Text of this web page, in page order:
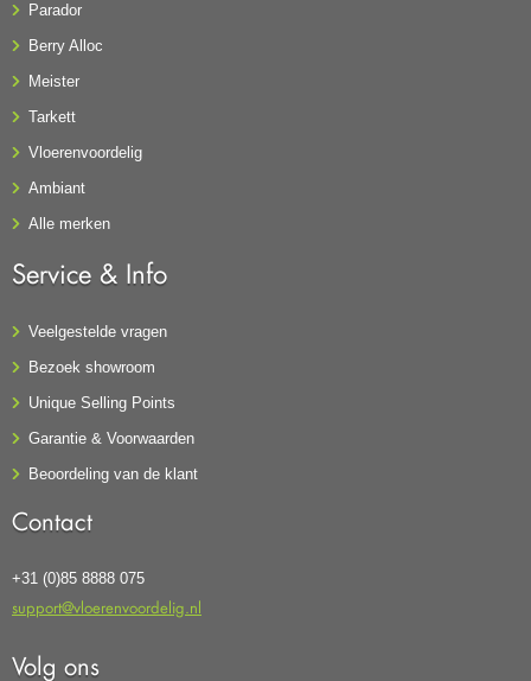
Parador
Berry Alloc
Meister
Tarkett
Vloerenvoordelig
Ambiant
Alle merken
Service & Info
Veelgestelde vragen
Bezoek showroom
Unique Selling Points
Garantie & Voorwaarden
Beoordeling van de klant
Contact
+31 (0)85 8888 075
support@vloerenvoordelig.nl
Volg ons